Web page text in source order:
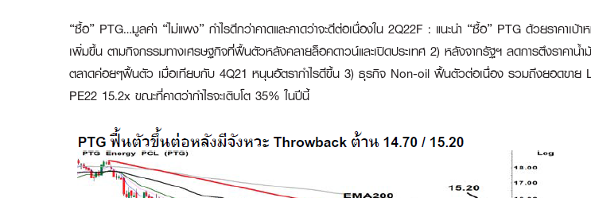
“ซื้อ” PTG…มูลค่า “ไม่แพง” กำไรดีกว่าคาดและคาดว่าจะดีต่อเนื่องใน 2Q22F : แนะนำ “ซื้อ” PTG ด้วยราคาเป้
เพิ่มขึ้น ตามกิจกรรมทางเศรษฐกิจที่ฟื้นตัวหลังคลายล็อคดาวน์และเปิดประเทศ 2) หลังจากรัฐฯ ลดการตึงราคา
ตลาดค่อยๆฟื้นตัว เมื่อเทียบกับ 4Q21 หนุนอัตรากำไรดีขึ้น 3) ธุรกิจ Non-oil ฟื้นตัวต่อเนื่อง รวมถึงยอดขาย
PE22 15.2x ขณะที่คาดว่ากำไรจะเติบโต 35% ในปีนี้